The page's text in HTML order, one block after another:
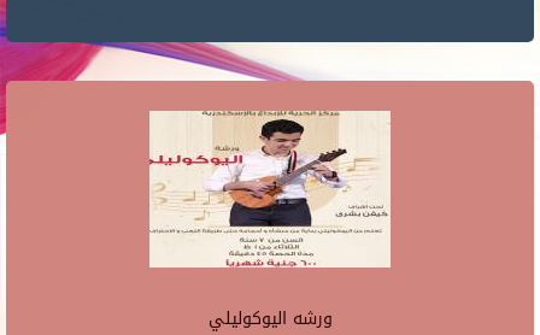
ورشه اليوكوليلي